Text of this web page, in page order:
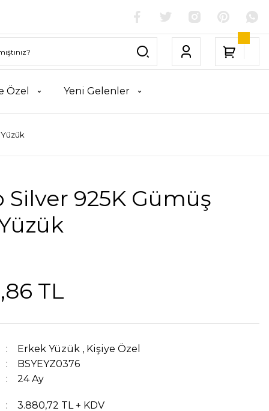
Özel Yeni Gelenler
Silver 925K Gümüş
TL
Erkek Yüzük , Kişiye Özel
BSYEYZ0376
24 Ay
3.880,72 TL + KDV